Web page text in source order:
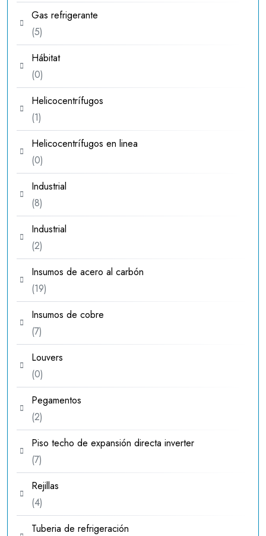
productos
Gas refrigerante
55
productos
Hábitat
00
productos
Helicocentrífugos
11
producto
Helicocentrífugos en linea
00
productos
Industrial
88
productos
Industrial
22
productos
Insumos de acero al carbón
1919
productos
Insumos de cobre
77
productos
Louvers
00
productos
Pegamentos
22
productos
Piso techo de expansión directa inverter
77
productos
Rejillas
44
productos
Tuberia de refrigeración